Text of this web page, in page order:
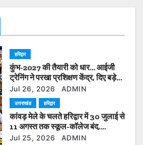
हरिद्वार
कुंभ-2027 की तैयारी को धार… आईजी
ट्रेनिंग ने परखा प्रशिक्षण केंद्र, दिए बड़े
सुधार के निर्देश”
Jul 26, 2026 ADMIN
उत्तराखंड हरिद्वार
कांवड़ मेले के चलते हरिद्वार में 30 जुलाई से
11 अगस्त तक स्कूल-कॉलेज बंद,
ऑनलाइन होगी पढ़ाई
Jul 25, 2026 ADMIN